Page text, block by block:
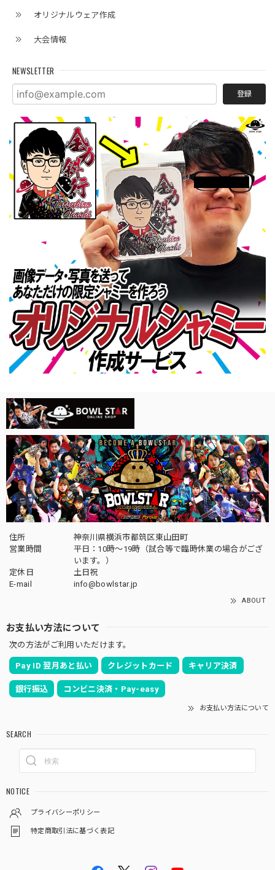
オリジナルウェア作成
大会情報
NEWSLETTER
登録
住所
神奈川県横浜市都筑区東山田町
営業時間
平日：10時～19時（試合等で臨時休業の場合がござ
います。）
定休日
土日祝
E-mail
info@bowlstar.jp
ABOUT
お支払い方法について
次の方法がご利用いただけます。
Pay ID 翌月あと払い クレジットカード キャリア決済
銀行振込 コンビニ決済・Pay-easy
お支払い方法について
SEARCH
NOTICE
プライバシーポリシー
特定商取引法に基づく表記